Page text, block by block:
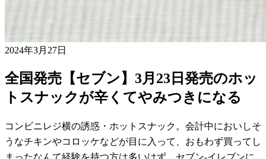
2024年3月27日
全国発売【セブン】3月23日発売のホッ
トスナックが辛くてやみつきになる
コンビニレジ横の誘惑・ホットスナック。会計中においしそ
うなチキンやコロッケなどが目に入って、おもわず買ってし
まったなんて経験を持つ方は多いはず。セブン-イレブンに